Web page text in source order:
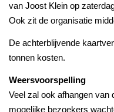
van Joost Klein op
Ook zit de organisatie
De achterblijvende
tonnen kosten.
Weersvoorspelling
Veel zal ook afhangen van
mogelijke bezoekers